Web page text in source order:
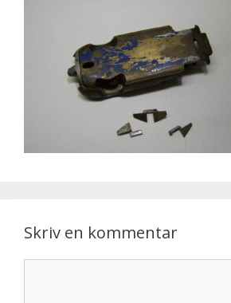
Skriv en kommentar